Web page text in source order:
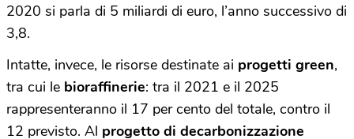
2020 si parla di 5 miliardi di euro, l’anno successivo di
3,8.
Intatte, invece, le risorse destinate ai progetti green,
tra cui le bioraffinerie: tra il 2021 e il 2025
rappresenteranno il 17 per cento del totale, contro il
12 previsto. Al progetto di decarbonizzazione